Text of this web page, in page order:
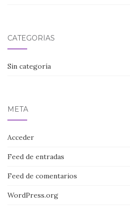
CATEGORÍAS
Sin categoría
META
Acceder
Feed de entradas
Feed de comentarios
WordPress.org